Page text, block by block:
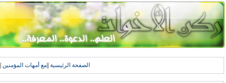
الصفحة الرئيسية مع أمهات المؤمنين